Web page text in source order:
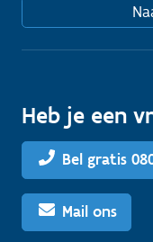
Heb je een
Bel gratis
Mail ons